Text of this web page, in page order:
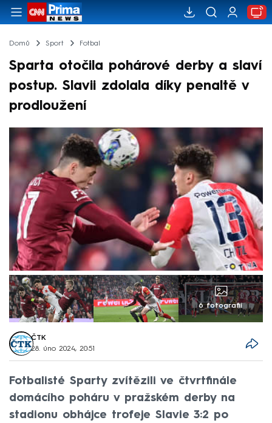
Domů Sport Fotbal
Sparta otočila pohárové derby a slaví
postup. Slavii zdolala díky penaltě v
prodloužení
6 fotografií
ČTK
28. úno 2024, 20:51
Fotbalisté Sparty zvítězili ve čtvrtfinále
domácího poháru v pražském derby na
stadionu obhájce trofeje Slavie 3:2 po